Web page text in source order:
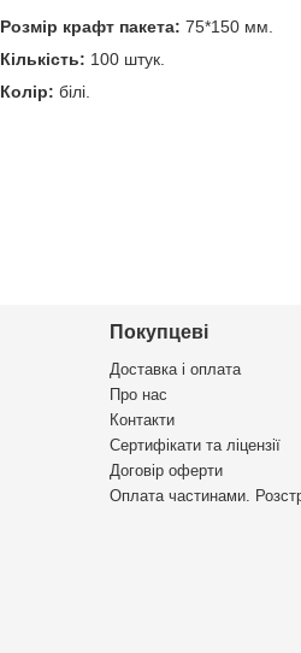
Розмір крафт пакета: 75*150 мм.
Кількість: 100 штук.
Колір: білі.
Покупцеві
Доставка і оплата
Про нас
Контакти
Сертифікати та ліцензії
Договір оферти
Оплата частинами.